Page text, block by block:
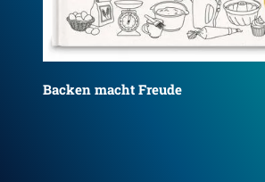
Backen macht Freude - Reprint 1952